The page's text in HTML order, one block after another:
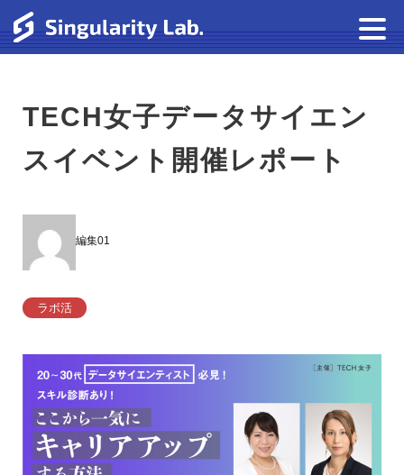
TECH女子データサイエン
スイベント開催レポート
編集01
ラボ活